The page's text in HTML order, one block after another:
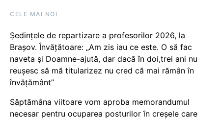
CELE MAI NOI
Ședințele de repartizare a profesorilor 2026, la
Brașov. Învățătoare: „Am zis iau ce este. O să fac
naveta și Doamne-ajută, dar dacă în doi,trei ani nu
reușesc să mă titularizez nu cred că mai rămân în
învățământ”
Săptămâna viitoare vom aproba memorandumul
necesar pentru ocuparea posturilor în creșele care